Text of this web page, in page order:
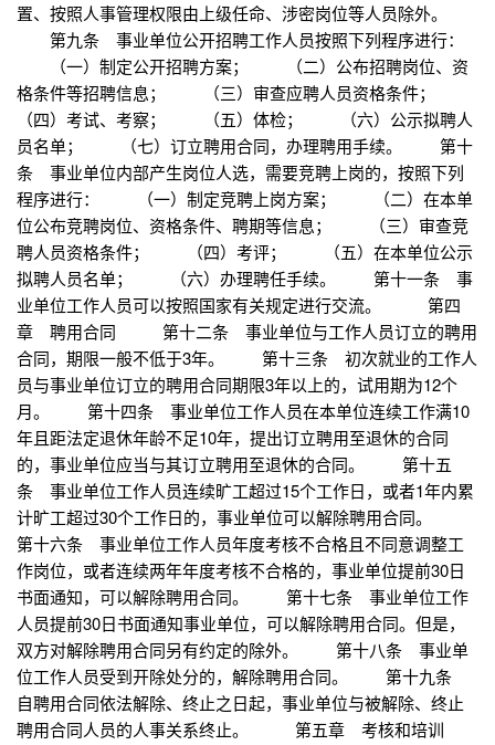
置、按照人事管理权限由上级任命、涉密岗位等人员除外。
第九条 事业单位公开招聘工作人员按照下列程序进行：
（一）制定公开招聘方案； （二）公布招聘岗位、资
格条件等招聘信息； （三）审查应聘人员资格条件；
（四）考试、考察； （五）体检； （六）公示拟聘人
员名单； （七）订立聘用合同，办理聘用手续。 第十
条 事业单位内部产生岗位人选，需要竞聘上岗的，按照下列
程序进行： （一）制定竞聘上岗方案； （二）在本单
位公布竞聘岗位、资格条件、聘期等信息； （三）审查竞
聘人员资格条件； （四）考评； （五）在本单位公示
拟聘人员名单； （六）办理聘任手续。 第十一条 事
业单位工作人员可以按照国家有关规定进行交流。 第四
章 聘用合同 第十二条 事业单位与工作人员订立的聘用
合同，期限一般不低于3年。 第十三条 初次就业的工作人
员与事业单位订立的聘用合同期限3年以上的，试用期为12个
月。 第十四条 事业单位工作人员在本单位连续工作满10
年且距法定退休年龄不足10年，提出订立聘用至退休的合同
的，事业单位应当与其订立聘用至退休的合同。 第十五
条 事业单位工作人员连续旷工超过15个工作日，或者1年内累
计旷工超过30个工作日的，事业单位可以解除聘用合同。
第十六条 事业单位工作人员年度考核不合格且不同意调整工
作岗位，或者连续两年年度考核不合格的，事业单位提前30日
书面通知，可以解除聘用合同。 第十七条 事业单位工作
人员提前30日书面通知事业单位，可以解除聘用合同。但是，
双方对解除聘用合同另有约定的除外。 第十八条 事业单
位工作人员受到开除处分的，解除聘用合同。 第十九条
自聘用合同依法解除、终止之日起，事业单位与被解除、终止
聘用合同人员的人事关系终止。 第五章 考核和培训